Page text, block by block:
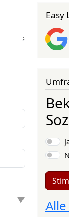
Easy